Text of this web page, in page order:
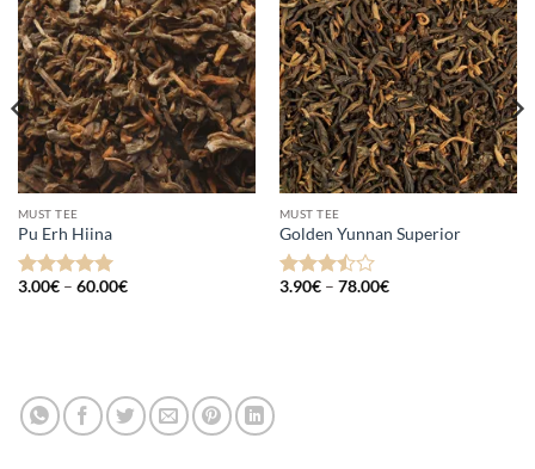
Lisa
lemmikuks
MUST TEE
Pu Erh Hiina
Hinnanguga
3.00€ – 60.00€Hinnavahemik:
Lisa
lemmikuks
MUST TEE
Golden Yunnan Superior
Hinnanguga
3.90€ – 78.00€Hinnavahemik: